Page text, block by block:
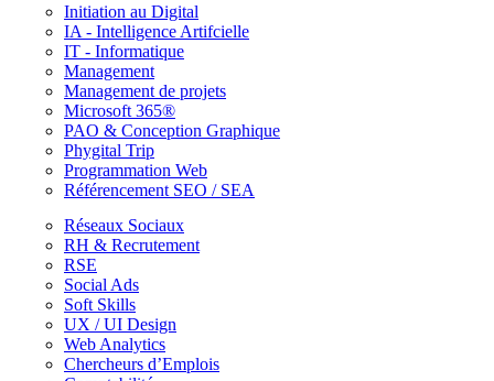
Initiation au Digital
IA - Intelligence Artifcielle
IT - Informatique
Management
Management de projets
Microsoft 365®
PAO & Conception Graphique
Phygital Trip
Programmation Web
Référencement SEO / SEA
Réseaux Sociaux
RH & Recrutement
RSE
Social Ads
Soft Skills
UX / UI Design
Web Analytics
Chercheurs d’Emplois